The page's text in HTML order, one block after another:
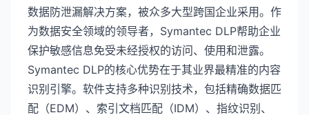
数据防泄漏解决方案，被众多大型跨国企业采用。作
为数据安全领域的领导者，Symantec DLP帮助企业
保护敏感信息免受未经授权的访问、使用和泄露。
Symantec DLP的核心优势在于其业界最精准的内容
识别引擎。软件支持多种识别技术，包括精确数据匹
配（EDM）、索引文档匹配（IDM）、指纹识别、